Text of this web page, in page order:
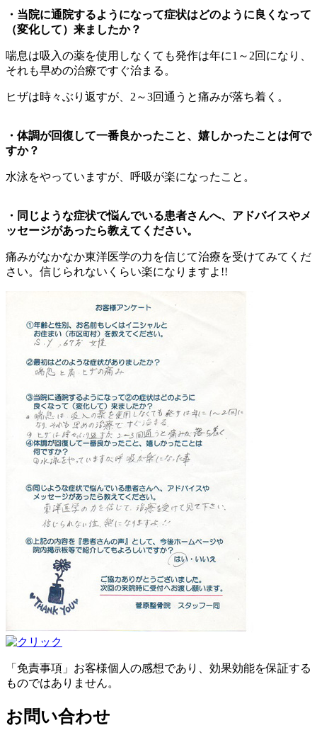
・当院に通院するようになって症状はどのように良くなって
（変化して）来ましたか？
喘息は吸入の薬を使用しなくても発作は年に1～2回になり、
それも早めの治療ですぐ治まる。
ヒザは時々ぶり返すが、2～3回通うと痛みが落ち着く。
・体調が回復して一番良かったこと、嬉しかったことは何で
すか？
水泳をやっていますが、呼吸が楽になったこと。
・同じような症状で悩んでいる患者さんへ、アドバイスやメ
ッセージがあったら教えてください。
痛みがなかなか東洋医学の力を信じて治療を受けてみてくだ
さい。信じられないくらい楽になりますよ!!
「免責事項」お客様個人の感想であり、効果効能を保証する
ものではありません。
お問い合わせ